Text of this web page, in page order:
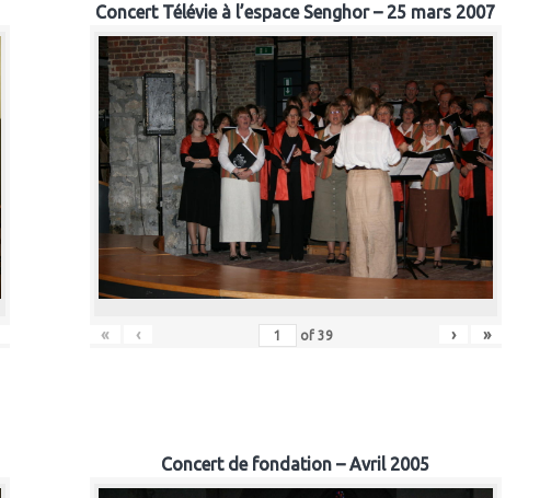
Concert Télévie à l’espace Senghor – 25 mars 2007
« ‹ of 39 › »
Concert de fondation – Avril 2005